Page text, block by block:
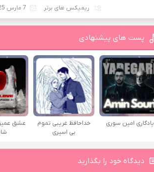
ریمیکس های برتر 7 مارس 2025
پست های پیشنهادی
یادگاری امین سوری
خداحافظ غریبی تموم
بی اسیری
دیدگاه خود را بگذارید